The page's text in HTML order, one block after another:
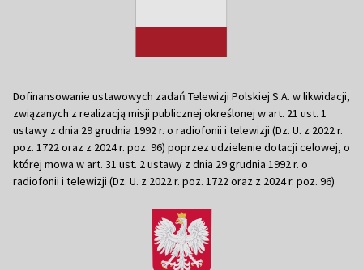
Dofinansowanie ustawowych zadań Telewizji Polskiej S.A. w likwidacji,
związanych z realizacją misji publicznej określonej w art. 21 ust. 1
ustawy z dnia 29 grudnia 1992 r. o radiofonii i telewizji (Dz. U. z 2022 r.
poz. 1722 oraz z 2024 r. poz. 96) poprzez udzielenie dotacji celowej, o
której mowa w art. 31 ust. 2 ustawy z dnia 29 grudnia 1992 r. o
radiofonii i telewizji (Dz. U. z 2022 r. poz. 1722 oraz z 2024 r. poz. 96)